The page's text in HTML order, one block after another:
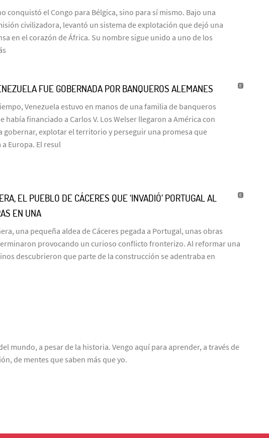
conquistó el Congo para Bélgica, sino para sí mismo. Bajo una
civilizadora, levantó un sistema de explotación que dejó una
en el corazón de África. Su nombre sigue unido a uno de los
FUE GOBERNADA POR BANQUEROS ALEMANES
Venezuela estuvo en manos de una familia de banqueros
había financiado a Carlos V. Los Welser llegaron a América con
gobernar, explotar el territorio y perseguir una promesa que
Europa. El resul
EL PUEBLO DE CÁCERES QUE ‘INVADIÓ’ PORTUGAL AL
EN UNA
una pequeña aldea de Cáceres pegada a Portugal, unas obras
provocando un curioso conflicto fronterizo. Al reformar una
descubrieron que parte de la construcción se adentraba en
mundo, a pesar de la historia. Vengo aquí para aprender, a través de
de mentes que saben más que yo.